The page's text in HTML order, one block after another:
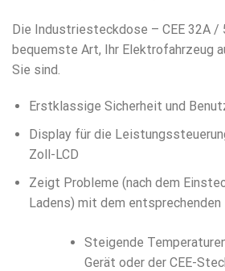
Die Industriesteckdose – CEE 32A /
bequemste Art, Ihr Elektrofahrzeug
Sie sind.
Erstklassige Sicherheit und
Display für die
Zoll-LCD
Zeigt Probleme (nach dem
Ladens) mit dem entsprechenden
Steigende
Gerät oder der CEE-